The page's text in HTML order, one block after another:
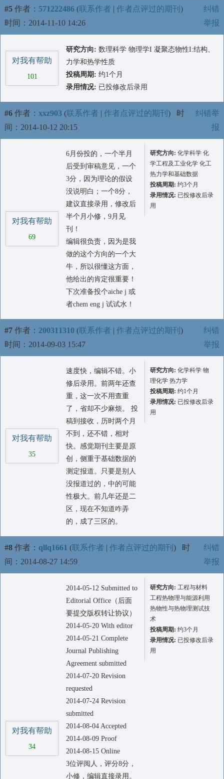
#5 作者： 571222486 (联系作者 | 作者点评过的期刊 )
时间：2014-11-10 14:26
纠错
举报
对我有帮助
101
研究方向: 数理科学 物理学I 凝聚态物性I:结构、
力学和热学性质
投稿周期: 约1个月
录用情况: 已投修改后录用
#6 作者： xxz903 (联系作者 | 作者点评过的期刊 ) 时
间：2014-10-12 20:15
纠错举
报
对我有帮助
69
6月份投的，一个半月
后受到审稿意见，一个
3分，因为理论的假设
没说明白；一个8分，
建议直接录用，修改后
半个月小修，9月见
刊！
编辑很负责，因为是我
做的这个方向的一个大
牛，所以很懂这方面，
他给出的肯定很重要！
下次准备投个aiche j 或
者chem eng j 试试水！
研究方向: 化学科学 化
学工程及工业化学 化工
热力学和基础数据
投稿周期: 约3个月
录用情况: 已投修改后录
用
#7 作者： 200311310 (联系作者 | 作者点评过的期刊 )
时间：2014-09-03 15:47
纠错
举报
对我有帮助
35
速度快，编辑不错。小
修后录用。前两年还查
重，这一次不用查重
了，省却不少麻烦。 投
稿到接收，历时两个月
不到，还不错，相对
快。感觉期刊主要是原
创，侧重于基础数据的
测定报道。只要是别人
没报道过的，中的可能
性极大。前几年还是二
区，现在不知道咋弄
的，成了三区的。
研究方向: 化学科学 物
理化学 热力学
投稿周期: 约1个月
录用情况: 已投修改后录
用
#8 作者： qllq1661 (联系作者 | 作者点评过的期刊 ) 时
间：2014-08-27 14:59
纠错
举报
对我有帮助
34
2014-05-12 Submitted to
Editorial Office（后面
要提交版权转让协议）
2014-05-20 With editor
2014-05-21 Complete
Journal Publishing
Agreement submitted
2014-07-20 Revision
requested
2014-07-24 Revision
submitted
2014-08-04 Accepted
2014-08-09 Proof
2014-08-15 Online
3位评阅人，评分8分，
小修，编辑直接录用。
研究方向: 工程与材料
工程热物理与能源利用
热物性与热物理测试技
术
投稿周期: 约3个月
录用情况: 已投修改后录
用